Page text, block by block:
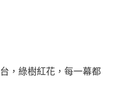
，綠樹紅花，每一幕都